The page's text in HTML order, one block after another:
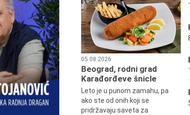
05.08.2026
Beograd, rodni grad
Karađorđeve šnicle
Leto je u punom zamahu, pa
ako ste od onih koji se
pridržavaju saveta za